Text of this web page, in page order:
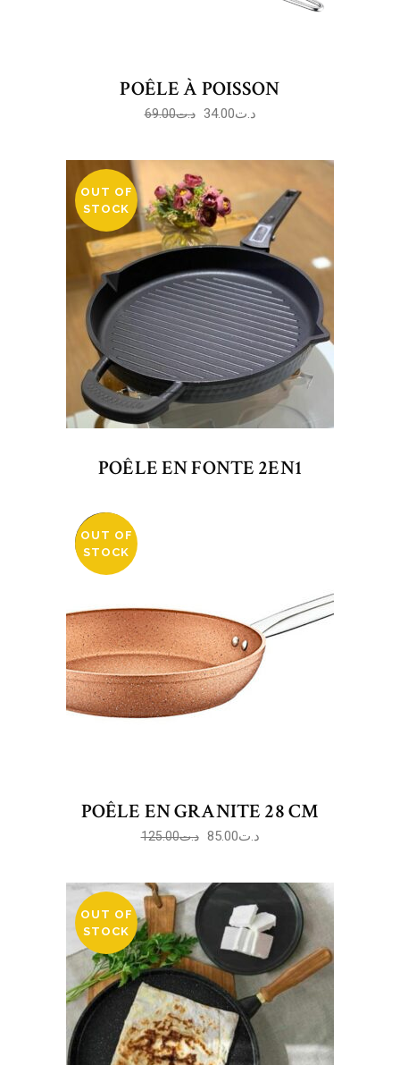
POÊLE À POISSON
د.ت69.00 د.ت34.00
OUT OF
STOCK
POÊLE EN FONTE 2EN1
SALE
OUT OF
STOCK
POÊLE EN GRANITE 28 CM
د.ت125.00 د.ت85.00
OUT OF
STOCK